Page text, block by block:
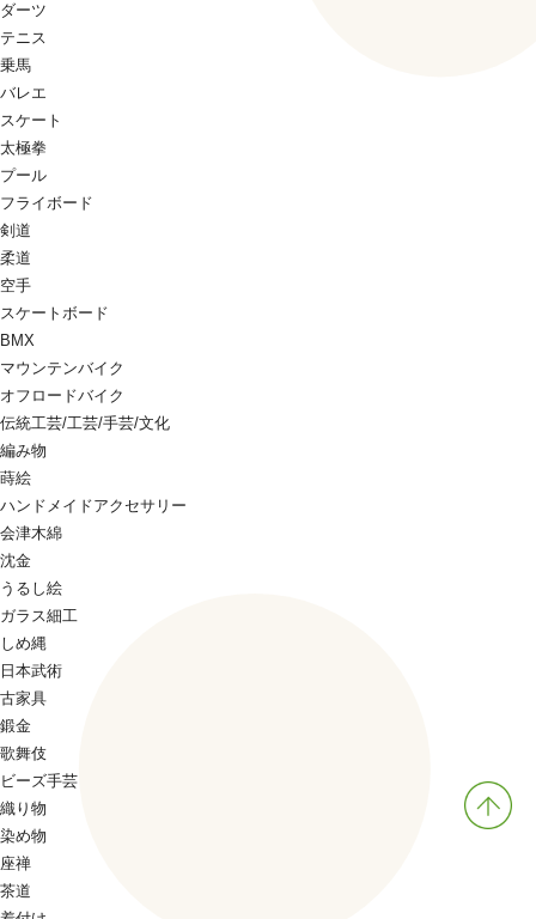
ダーツ
テニス
乗馬
バレエ
スケート
太極拳
プール
フライボード
剣道
柔道
空手
スケートボード
BMX
マウンテンバイク
オフロードバイク
伝統工芸/工芸/手芸/文化
編み物
蒔絵
ハンドメイドアクセサリー
会津木綿
沈金
うるし絵
ガラス細工
しめ縄
日本武術
古家具
鍛金
歌舞伎
ビーズ手芸
織り物
染め物
座禅
茶道